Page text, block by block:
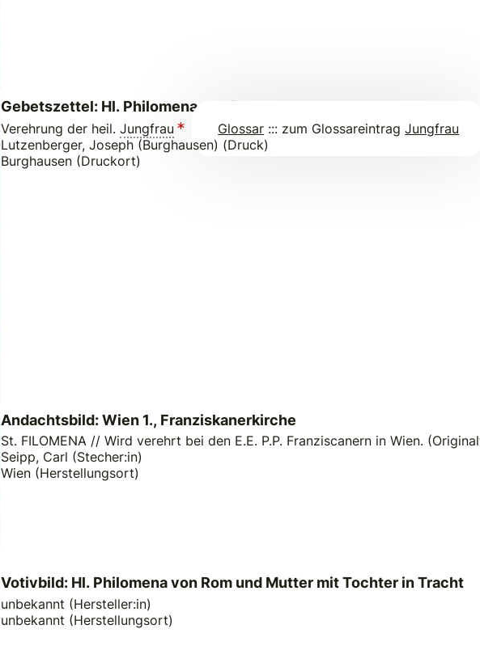
Gebetszettel: Hl. Philomena von Rom
Verehrung der heil.Jungfrau Glossar ::: zum Glossareintrag Jungfrau
Lutzenberger, Joseph (Burghausen) (Druck)
Burghausen (Druckort)
Andachtsbild: Wien 1., Franziskanerkirche
St. FILOMENA // Wird verehrt bei den E.E. P.P. Franziscanern in Wien.
Seipp, Carl (Stecher:in)
Wien (Herstellungsort)
Votivbild: Hl. Philomena von Rom und Mutter mit Tochter in Tracht
unbekannt (Hersteller:in)
unbekannt (Herstellungsort)